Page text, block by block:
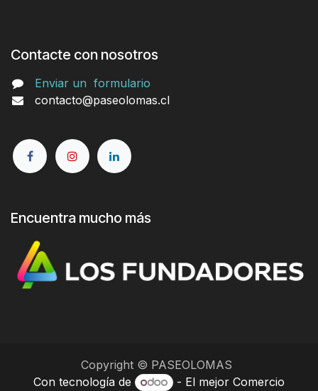
Contacte con nosotros
Enviar un formulario
contacto@paseolomas.cl
Encuentra mucho más
Copyright © PASEOLOMAS
Con tecnología de
- El mejorComercio